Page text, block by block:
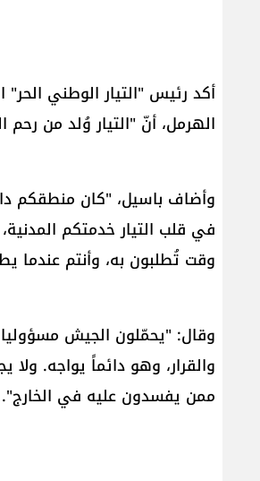
أكد رئيس "​التيار الوطني
الهرمل، أنّ "التيار وُلد من
وأضاف باسيل، "كان منطقكم
في قلب التيار خدمتكم
وقت تُطلبون به، وأنتم عندما
وقال: "يحمّلون الجيش
والقرار، وهو دائماً يواجه.
ممن يفسدون عليه في الخارج".